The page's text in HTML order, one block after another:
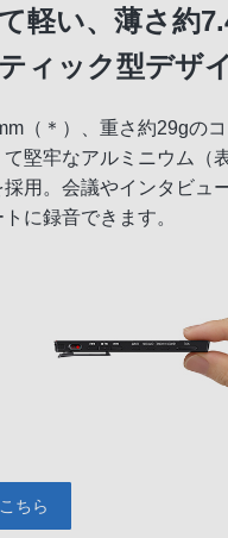
軽い、薄さ約
ィック型デザイ
（＊）、重さ約29gの
堅牢なアルミニウム（
採用。会議やインタビュ
に録音できます。
ちら